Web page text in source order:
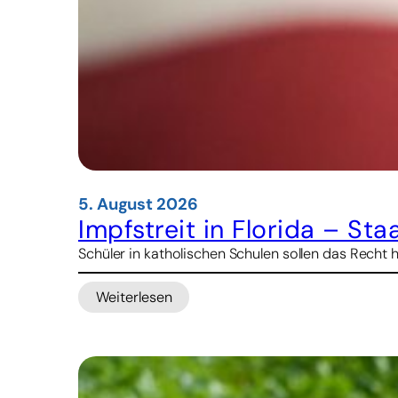
5. August 2026
Impfstreit in Florida –
Schüler in katholischen Schulen sollen das
Weiterlesen
:
Florida
–